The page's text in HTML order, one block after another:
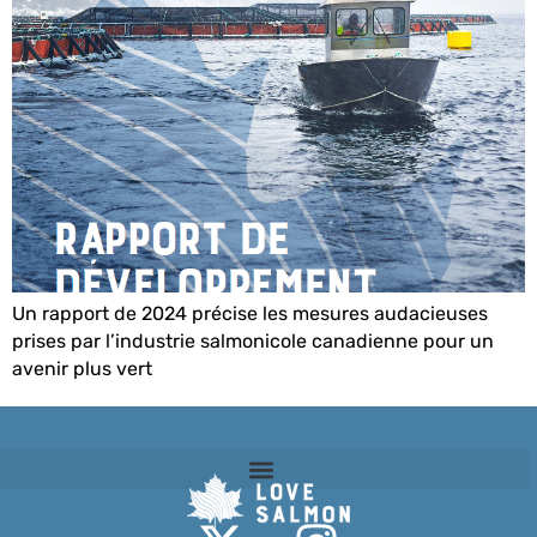
Un rapport de 2024 précise les mesures audacieuses
prises par l’industrie salmonicole canadienne pour un
avenir plus vert